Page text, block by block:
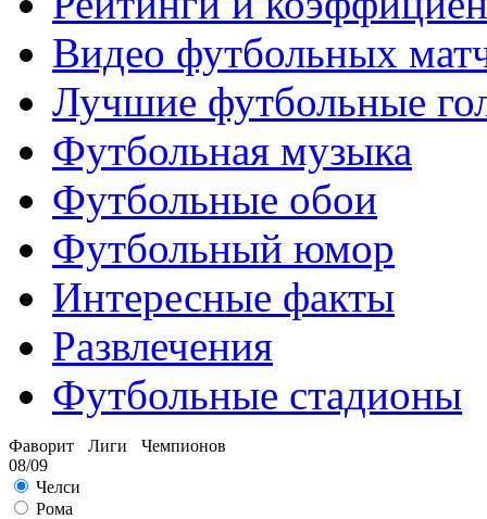
Видео футбольных
Лучшие футбольные
Футбольная музыка
Футбольные обои
Футбольный юмор
Интересные факты
Развлечения
Футбольные стадионы
Фаворит Лиги Чемпионов
08/09
Челси
Рома